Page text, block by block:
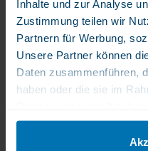
Inhalte und zur Analyse
Zustimmung teilen wir
Partnern für Werbung,
Unsere Partner können
Daten zusammenführen,
haben oder die sie im
Sie in unserer
2 Kapsel am Tag
Dieses Multivitamin
braucht, außer Eisen,
Ideal für Personen
Eisengehalt oder für
Multivitaminpräparat